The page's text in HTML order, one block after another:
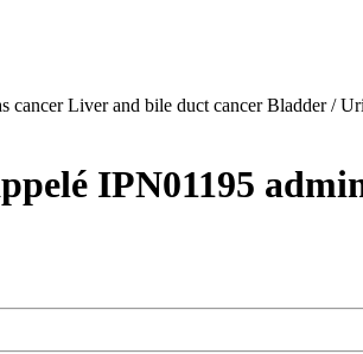
cancerLiver and bile duct cancerBladder /
IPN01195